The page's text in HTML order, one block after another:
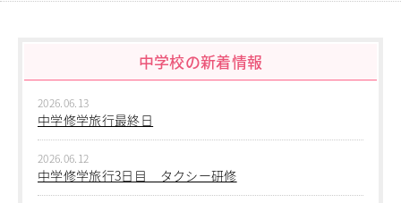
学校説明会・オープンスクール
年間行事
部活動
練習風景
部活動指導者紹介
制服紹介
中学校の新着情報
2026.06.13
中学修学旅行最終日
2026.06.12
中学修学旅行3日目 タクシー研修